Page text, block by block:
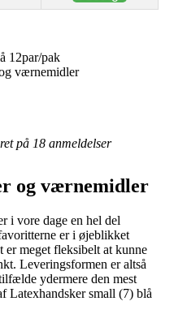
12par/pak
værnemidler
på 18 anmeldelser
og værnemidler
i vore dage en hel del
er i øjeblikket
meget fleksibelt at kunne
Leveringsformen er altså
ydermere den mest
Latexhandsker small (7) blå